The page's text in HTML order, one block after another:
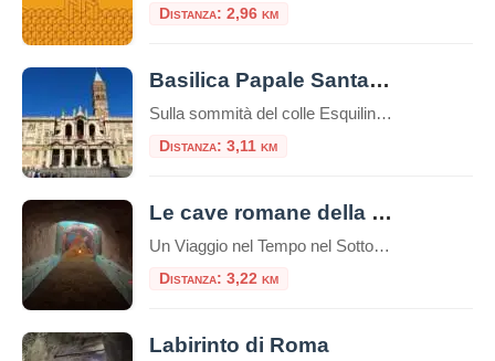
Distanza: 2,96 km
Basilica Papale Santa Maria Maggiore
Sulla sommità del colle Esquilino sorge la Basilica di Santa Maria Maggiore (o Basilica Liberiana), una delle quattro basiliche papali di Roma. Secondo la leggenda papa Liberio costruì una chiesa nel luogo, in cui, nella notte tra il 4 ed il 5 agosto del 358, sarebbe apparsa la neve sul colle dell’Esquilino, un evento miracoloso […]
Distanza: 3,11 km
Le cave romane della Caffarella
Un Viaggio nel Tempo nel Sottosuolo di Roma Nel cuore pulsante di Roma, celato all’interno della splendida cornice naturale del Parco Regionale dell’Appia Antica, si nasconde un tesoro di storia e mistero: le Cave Romane della Caffarella. Questo affascinante complesso ipogeo offre un’esperienza di viaggio unica, portando i visitatori a esplorare un mondo sotterraneo che […]
Distanza: 3,22 km
Labirinto di Roma